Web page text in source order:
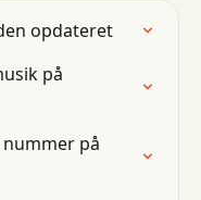
opdateret
på
på